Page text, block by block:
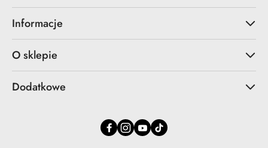
Informacje
O sklepie
Dodatkowe